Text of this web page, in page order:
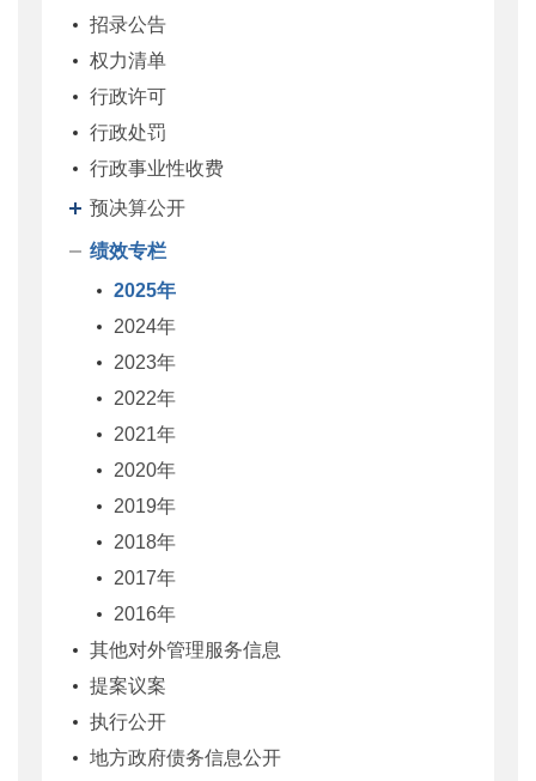
招录公告
权力清单
行政许可
行政处罚
行政事业性收费
预决算公开
绩效专栏
2025年
2024年
2023年
2022年
2021年
2020年
2019年
2018年
2017年
2016年
其他对外管理服务信息
提案议案
执行公开
地方政府债务信息公开